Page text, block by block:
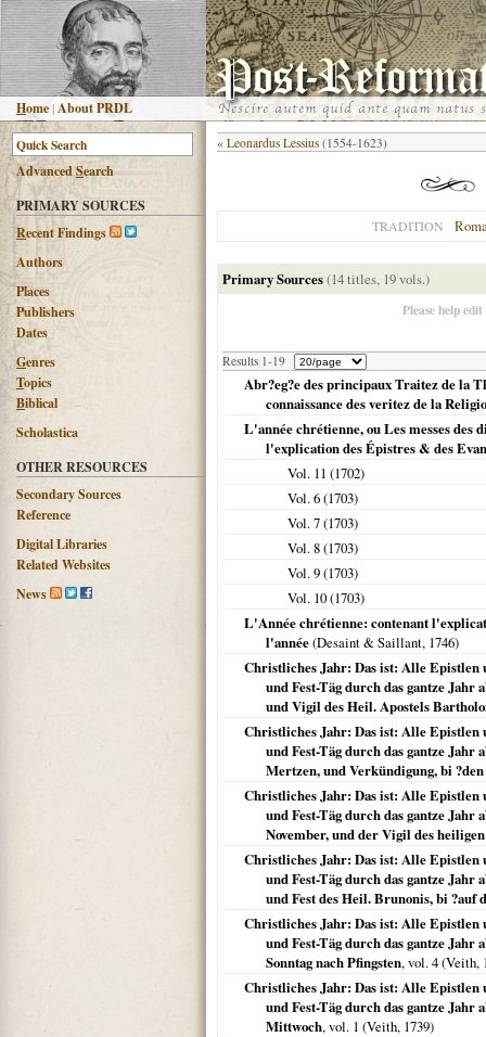
Home |About PRDL
AdvancedSearch
PRIMARY SOURCES
Recent Findings
Authors
Places
Publishers
Dates
Genres
Topics
Biblical
Scholastica
OTHER RESOURCES
Secondary Sources
Reference
Digital Libraries
Related Websites
News
« Leonardus Lessius (1554-1623)
TRADITION
Primary Sources(14 titles, 19 vols.)
Please help
Results 1-19
Abr?eg?e des principaux Traitez de la
connaissance des veritez de la
L'année chrétienne, ou Les messes des
l'explication des Épistres & des
Vol. 11 (1702)
Vol. 6 (1703)
Vol. 7 (1703)
Vol. 8 (1703)
Vol. 9 (1703)
Vol. 10 (1703)
L'Année chrétienne: contenant
l'année(Desaint & Saillant, 1746)
Christliches Jahr: Das ist: Alle Epistlen
und Fest-Täg durch das gantze Jahr
und Vigil des Heil. Apostels
Christliches Jahr: Das ist: Alle Epistlen
und Fest-Täg durch das gantze Jahr
Mertzen, und Verkündigung, bi
Christliches Jahr: Das ist: Alle Epistlen
und Fest-Täg durch das gantze Jahr
November, und der Vigil des
Christliches Jahr: Das ist: Alle Epistlen
und Fest-Täg durch das gantze Jahr
und Fest des Heil. Brunonis, bi ?auf
Christliches Jahr: Das ist: Alle Epistlen
und Fest-Täg durch das gantze Jahr
Sonntag nach Pfingsten, vol. 4 (Veith,
Christliches Jahr: Das ist: Alle Epistlen
und Fest-Täg durch das gantze Jahr
Mittwoch, vol. 1 (Veith, 1739)